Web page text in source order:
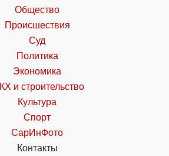
Общество
Происшествия
Суд
Политика
Экономика
и строительство
Культура
Спорт
СарИнФото
Контакты